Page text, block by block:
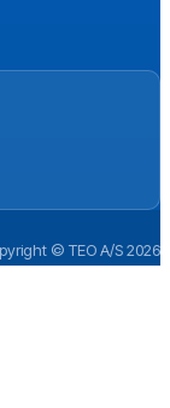
© TEO A/S 2026